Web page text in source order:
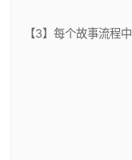
【3】每个故事流程